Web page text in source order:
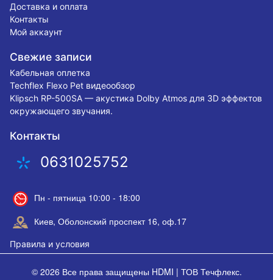
Доставка и оплата
Контакты
Мой аккаунт
Свежие записи
Кабельная оплетка
Techflex Flexo Pet видеообзор
Klipsch RP-500SA — акустика Dolby Atmos для 3D эффектов
окружающего звучания.
Контакты
0631025752
Пн - пятница 10:00 - 18:00
Киев, Оболонский проспект 16, оф.17
Правила и условия
© 2026 Все права защищены HDMI | ТОВ Течфлекс.